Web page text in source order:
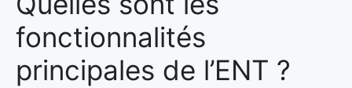
fonctionnalités
principales de l’ENT ?